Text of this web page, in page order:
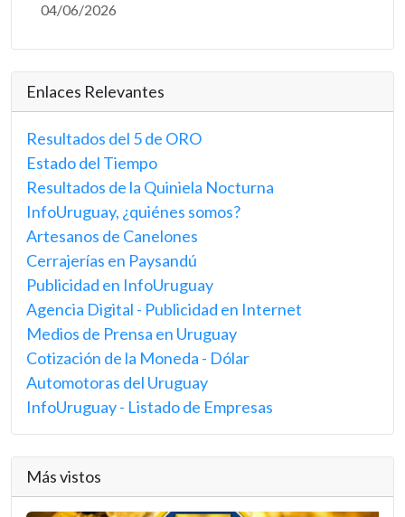
04/06/2026
Enlaces Relevantes
Resultados del 5 de ORO
Estado del Tiempo
Resultados de la Quiniela Nocturna
InfoUruguay, ¿quiénes somos?
Artesanos de Canelones
Cerrajerías en Paysandú
Publicidad en InfoUruguay
Agencia Digital - Publicidad en Internet
Medios de Prensa en Uruguay
Cotización de la Moneda - Dólar
Automotoras del Uruguay
InfoUruguay - Listado de Empresas
Más vistos